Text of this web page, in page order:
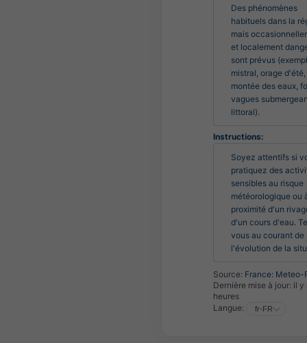
Des phénomènes
habituels dans la
mais
et localement
sont prévus
mistral, orage d'été,
montée des eaux,
vagues
littoral).
Instructions:
Soyez attentifs si
pratiquez des
sensibles au risque
météorologique ou
proximité d'un
d'un cours d'eau.
vous au courant de
l'évolution de la
Source: France: Meteo-
Dernière mise à jour: il y
heures
Langue: